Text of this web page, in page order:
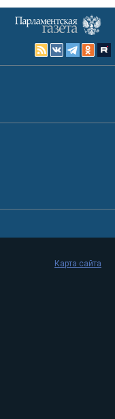
Карта сайта